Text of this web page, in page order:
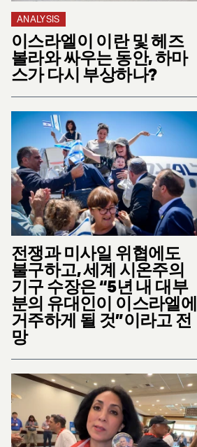
ANALYSIS
이스라엘이 이란 및 헤즈
볼라와 싸우는 동안, 하마
스가 다시 부상하나?
전쟁과 미사일 위협에도
불구하고, 세계 시온주의
기구 수장은 “5년 내 대부
분의 유대인이 이스라엘에
거주하게 될 것”이라고 전
망